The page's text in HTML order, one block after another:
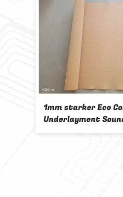
Eco Cork
Sheets 6 Sq.Ft.